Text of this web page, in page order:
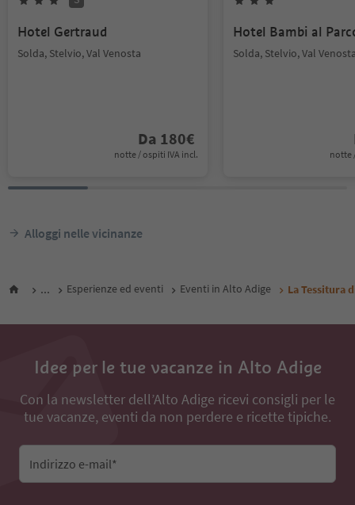
Hotel Gertraud
Solda, Stelvio, Val Venosta
Da 180€
notte / ospiti IVA incl.
Hotel Bambi al
Solda, Stelvio, Val
notte
Alloggi nelle vicinanze
... Esperienze ed eventi Eventi in Alto Adige La Tessitura
Idee per le tue vacanze in Alto Adige
Con la newsletter dell’Alto Adige ricevi consigli per le
tue vacanze, eventi da non perdere e ricette tipiche.
Indirizzo e-mail*